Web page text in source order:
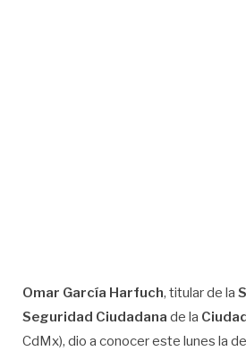
Omar García Harfuch, titular de la
Seguridad Ciudadana de la
CdMx), dio a conocer este lunes la